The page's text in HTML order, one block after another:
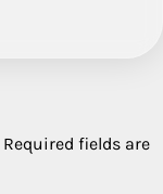
Required fields are